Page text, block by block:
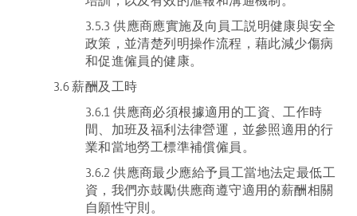
3.5.3 供應商應實施及向員工説明健康與安全
政策，並清楚列明操作流程，藉此減少傷病
和促進僱員的健康。
3.6 薪酬及工時
3.6.1 供應商必須根據適用的工資、工作時
間、加班及福利法律營運，並參照適用的行
業和當地勞工標準補償僱員。
3.6.2 供應商最少應給予員工當地法定最低工
資，我們亦鼓勵供應商遵守適用的薪酬相關
自願性守則。